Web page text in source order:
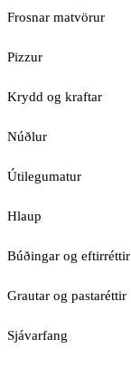
Frosnar matvörur
Pizzur
Krydd og kraftar
Núðlur
Útilegumatur
Hlaup
Búðingar og eftirréttir
Grautar og pastaréttir
Sjávarfang